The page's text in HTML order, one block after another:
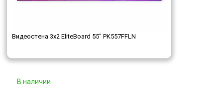
Видеостена 3x2 EliteBoard 55" PK557FFLN
В наличии